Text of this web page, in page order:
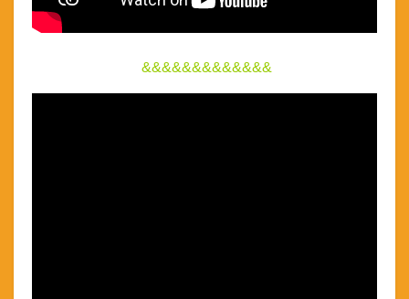
&&&&&&&&&&&&&